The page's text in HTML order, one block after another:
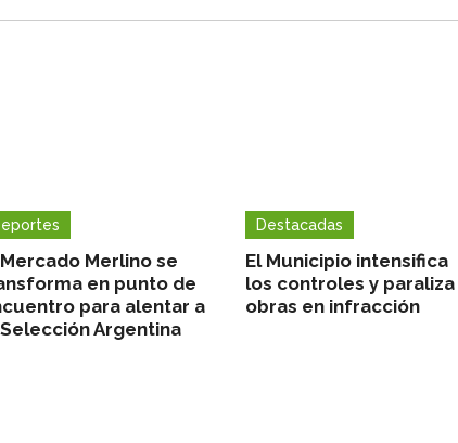
Merlino se
en punto de
para alentar a
Argentina
Destacadas
El Municipio intensifica
los controles y paraliza
obras en infracción